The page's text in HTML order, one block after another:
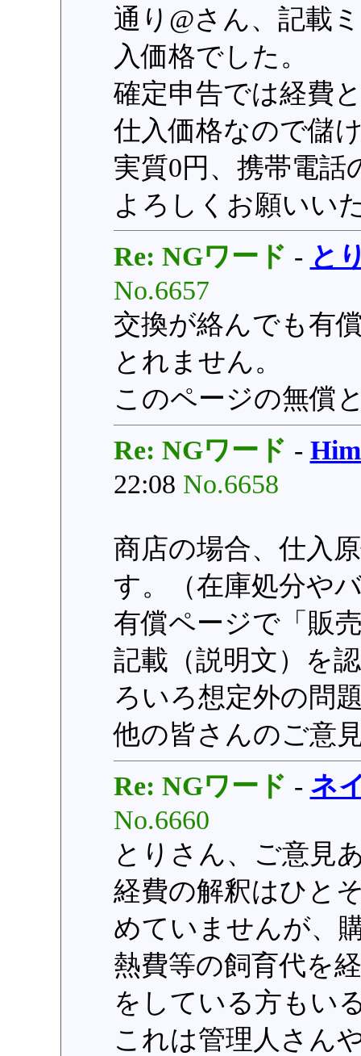
通り@さん、記載
入価格でした。
確定申告では経費
仕入価格なので儲
実質0円、携帯電
よろしくお願いい
Re: NGワード - と
No.6657
交換が絡んでも有
とれません。
このページの無償
Re: NGワード -
22:08 No.6658
商店の場合、仕入
す。（在庫処分や
有償ページで「販
記載（説明文）を
ろいろ想定外の問
他の皆さんのご意
Re: NGワード - ネ
No.6660
とりさん、ご意見
経費の解釈はひと
めていませんが、
熱費等の飼育代を
をしている方もい
これは管理人さん